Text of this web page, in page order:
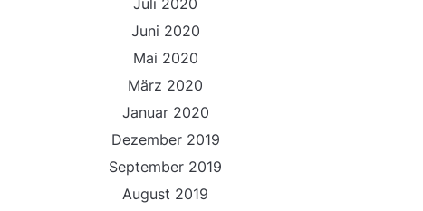
Juli 2020
Juni 2020
Mai 2020
März 2020
Januar 2020
Dezember 2019
September 2019
August 2019